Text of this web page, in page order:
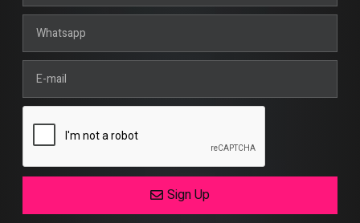
Sign Up